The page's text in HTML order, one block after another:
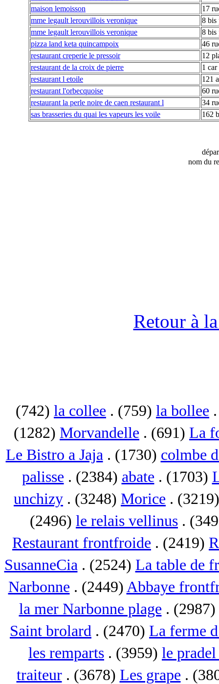
maison lemoisson
17
mme legault lerouvillois veronique
8 bis
mme legault lerouvillois veronique
8 bis
pizza land keta quincampoix
46
restaurant creperie le pressoir
12
restaurant de la croix de pierre
1
restaurant l etoile
121
restaurant l'orbecquoise
60
restaurant la perle noire de caen restaurant l
34
sas brasseries du quai les vapeurs les voile
162
nom du
Retour à
(742) la collee . (759) la bollee
(1282) Morvandelle . (691) La
Le Bistro a Jaja. (1730) colmbe
palisse . (2384) abate . (1703)
unchizy . (3248) Morice .
(2496) le relais vellinus .
Restaurant frontfroide . (2419)
SusanneCia. (2524) La table de
Narbonne . (2449) Abbaye
la mer Narbonne plage . (2987)
Saint brolard . (2470) La ferme
les remparts . (3959) le
traiteur. (3678) Les grape .